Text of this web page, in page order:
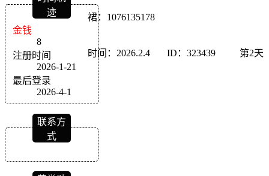
迹
金钱
8
注册时间
2026-1-21
最后登录
2026-4-1
联系方
式
裙：1076135178
时间：2026.2.4 ID：323439 第2天